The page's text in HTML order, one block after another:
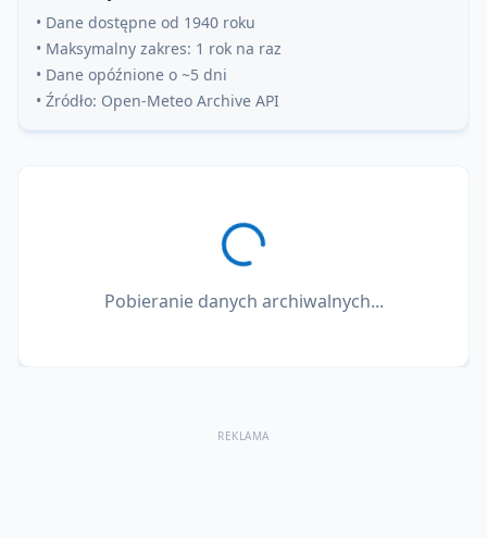
• Dane dostępne od 1940 roku
• Maksymalny zakres: 1 rok na raz
• Dane opóźnione o ~5 dni
• Źródło: Open-Meteo Archive API
Pobieranie danych archiwalnych...
REKLAMA